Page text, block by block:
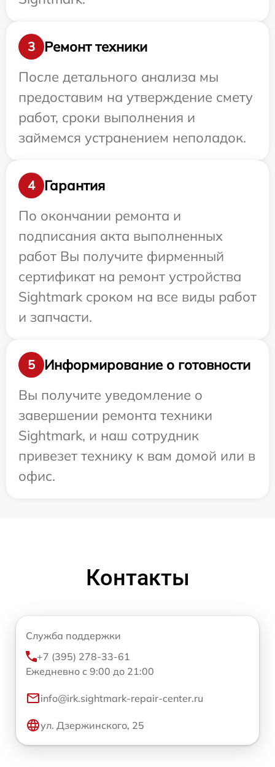
3
Ремонт техники
После детального анализа мы
предоставим на утверждение смету
работ, сроки выполнения и
займемся устранением неполадок.
4
Гарантия
По окончании ремонта и
подписания акта выполненных
работ Вы получите фирменный
сертификат на ремонт устройства
Sightmark сроком на все виды работ
и запчасти.
5
Информирование о готовности
Вы получите уведомление о
завершении ремонта техники
Sightmark, и наш сотрудник
привезет технику к вам домой или в
офис.
Контакты
Служба поддержки
+7 (395) 278-33-61
Ежедневно с 9:00 до 21:00
info@irk.sightmark-repair-center.ru
ул. Дзержинского, 25